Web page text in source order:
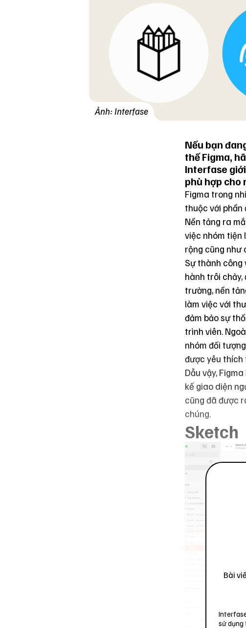
Ảnh: Interfase
Nếu bạn
thế Figma,
Interfase
phù hợp cho
Figma trong
thuộc với
Nền tảng ra
việc nhóm tiện
rộng cũng như
Sự thành công
hành trôi chảy,
trường, nền
làm việc với
đảm bảo sự
trình viên.
nhóm đối
được yêu thích
Dẫu vậy,
kế giao diện
cũng đã được
chúng.
Sketch
Bài
sử dụng